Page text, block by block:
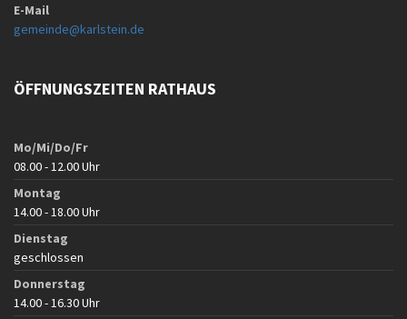
E-Mail
gemeinde@karlstein.de
ÖFFNUNGSZEITEN RATHAUS
Mo/Mi/Do/Fr
08.00 - 12.00 Uhr
Montag
14.00 - 18.00 Uhr
Dienstag
geschlossen
Donnerstag
14.00 - 16.30 Uhr